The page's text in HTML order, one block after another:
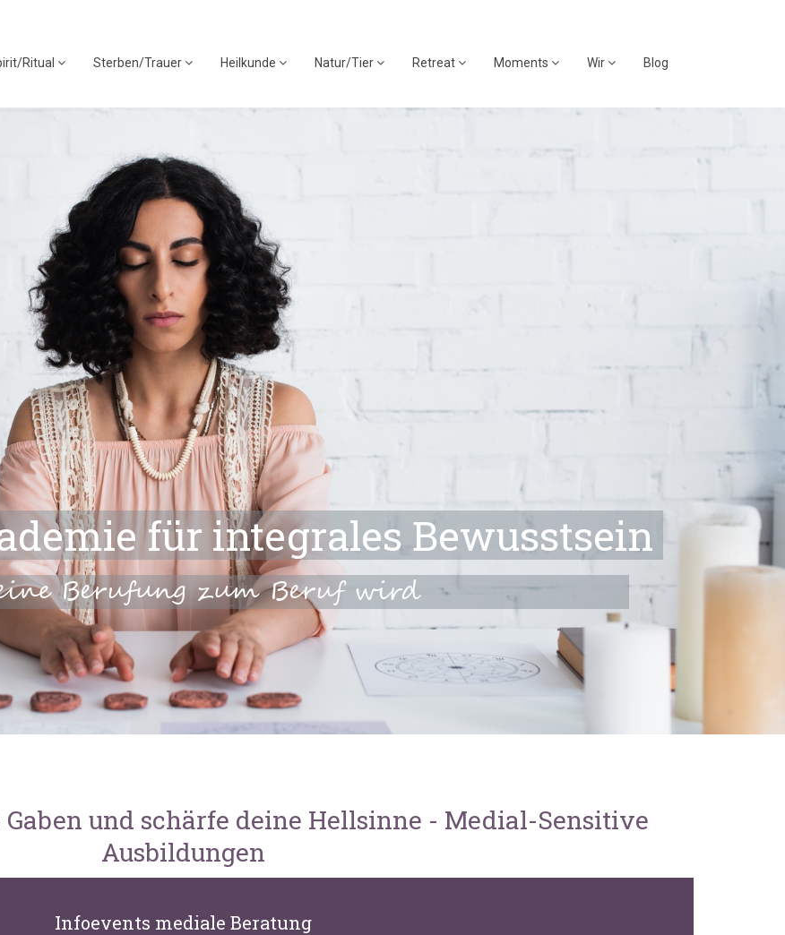
Ritual Sterben/Trauer Heilkunde Natur/Tier Retreat Moments Wir Blog
Berufung zum Beruf wird
für integrales Bewusstsein
und schärfe deine Hellsinne - Medial-Sensitive
Ausbildungen
Infoevents mediale Beratung